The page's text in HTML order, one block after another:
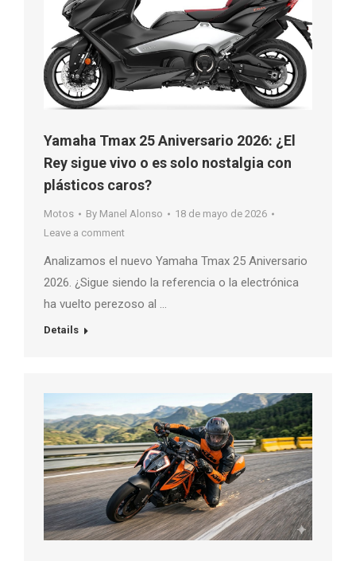
Yamaha Tmax 25 Aniversario 2026: ¿El
Rey sigue vivo o es solo nostalgia con
plásticos caros?
Motos By Manel Alonso
18 de mayo de 2026
Leave a comment
Analizamos el nuevo Yamaha Tmax 25 Aniversario
2026. ¿Sigue siendo la referencia o la electrónica
ha vuelto perezoso al …
Details